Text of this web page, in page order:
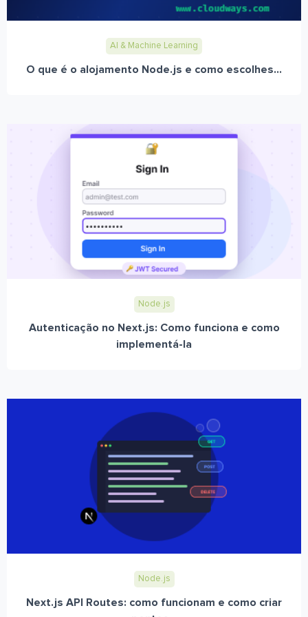
AI & Machine Learning
O que é o alojamento Node.js e como escolhes...
Node.js
Autenticação no Next.js: Como funciona e como
implementá-la
Node.js
Next.js API Routes: como funcionam e como criar